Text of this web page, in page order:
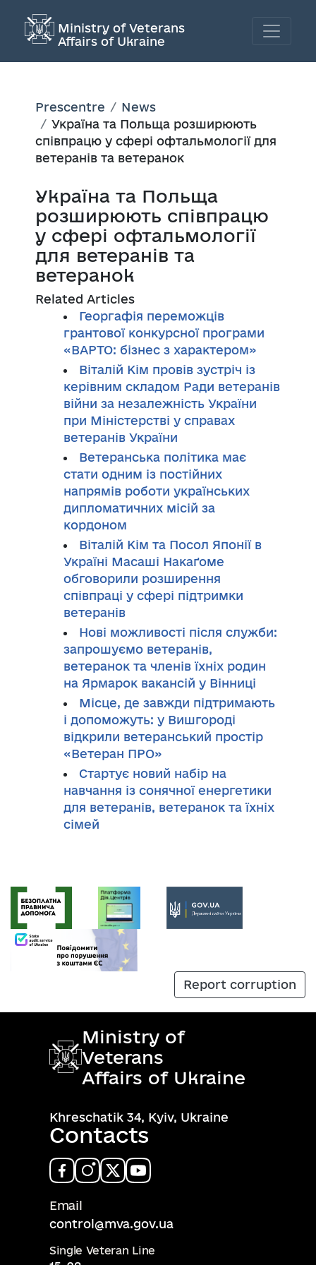
Ministry of Veterans
Affairs of Ukraine
Prescentre
News
Україна та Польща розширюють
співпрацю у сфері офтальмології для
ветеранів та ветеранок
Україна та Польща
розширюють співпрацю
у сфері офтальмології
для ветеранів та
ветеранок
Related Articles
Георгафія переможців
грантової конкурсної програми
«ВАРТО: бізнес з характером»
Віталій Кім провів зустріч із
керівним складом Ради ветеранів
війни за незалежність України
при Міністерстві у справах
ветеранів України
Ветеранська політика має
стати одним із постійних
напрямів роботи українських
дипломатичних місій за
кордоном
Віталій Кім та Посол Японії в
Україні Масаші Накаґоме
обговорили розширення
співпраці у сфері підтримки
ветеранів
Нові можливості після служби:
запрошуємо ветеранів,
ветеранок та членів їхніх родин
на Ярмарок вакансій у Вінниці
Місце, де завжди підтримають
і допоможуть: у Вишгороді
відкрили ветеранський простір
«Ветеран ПРО»
Стартує новий набір на
навчання із сонячної енергетики
для ветеранів, ветеранок та їхніх
сімей
Report corruption
Ministry of
Veterans
Affairs of Ukraine
Khreschatik 34, Kyiv, Ukraine
Contacts
Email
control@mva.gov.ua
Single Veteran Line